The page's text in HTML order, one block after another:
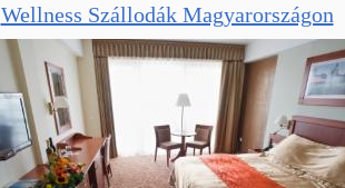
Wellness Szállodák Magyarországon